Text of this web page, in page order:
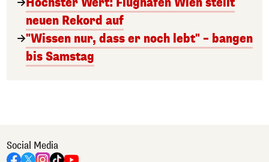
neuen Rekord auf
"Wissen nur, dass er noch lebt" – bangen
bis Samstag
Social Media